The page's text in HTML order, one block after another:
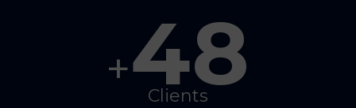
+48
Clients